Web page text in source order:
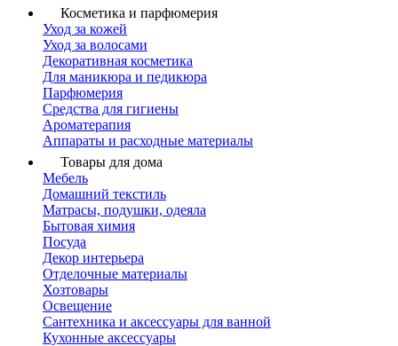
Косметика и парфюмерия
Уход за кожей
Уход за волосами
Декоративная косметика
Для маникюра и педикюра
Парфюмерия
Средства для гигиены
Ароматерапия
Аппараты и расходные материалы
Товары для дома
Мебель
Домашний текстиль
Матрасы, подушки, одеяла
Бытовая химия
Посуда
Декор интерьера
Отделочные материалы
Хозтовары
Освещение
Сантехника и аксессуары для ванной
Кухонные аксессуары